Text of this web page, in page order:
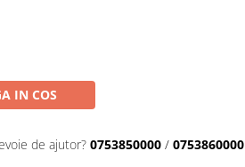
IN COS
de ajutor? 0753850000 / 0753860000